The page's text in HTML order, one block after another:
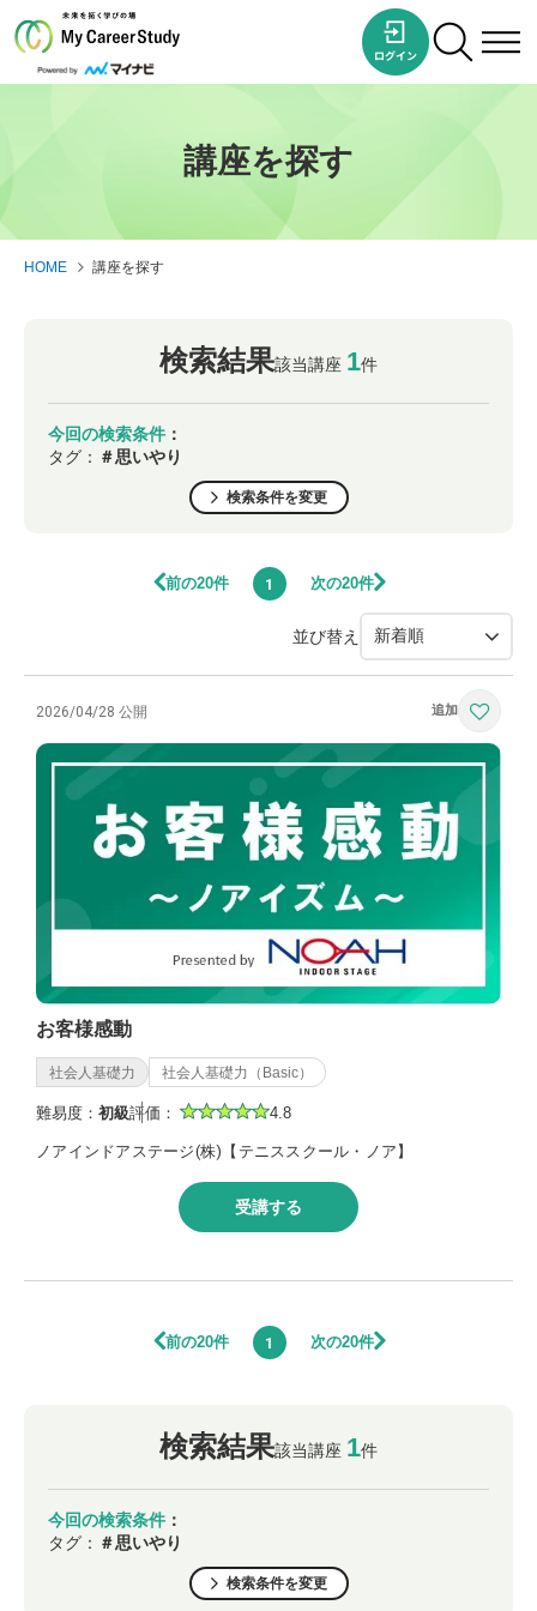
講座を探す
HOME 講座を探す
検索結果該当講座 1件
今回の検索条件 ：
タグ： ＃思いやり
検索条件を変更
前の20件 1 次の20件
並び替え
2026/04/28 公開
お客様感動
社会人基礎力 社会人基礎力（Basic）
難易度： 初級評価： 4.8
ノアインドアステージ(株)【テニススクール・ノア】
受講する
前の20件 1 次の20件
検索結果該当講座 1件
今回の検索条件 ：
タグ： ＃思いやり
検索条件を変更